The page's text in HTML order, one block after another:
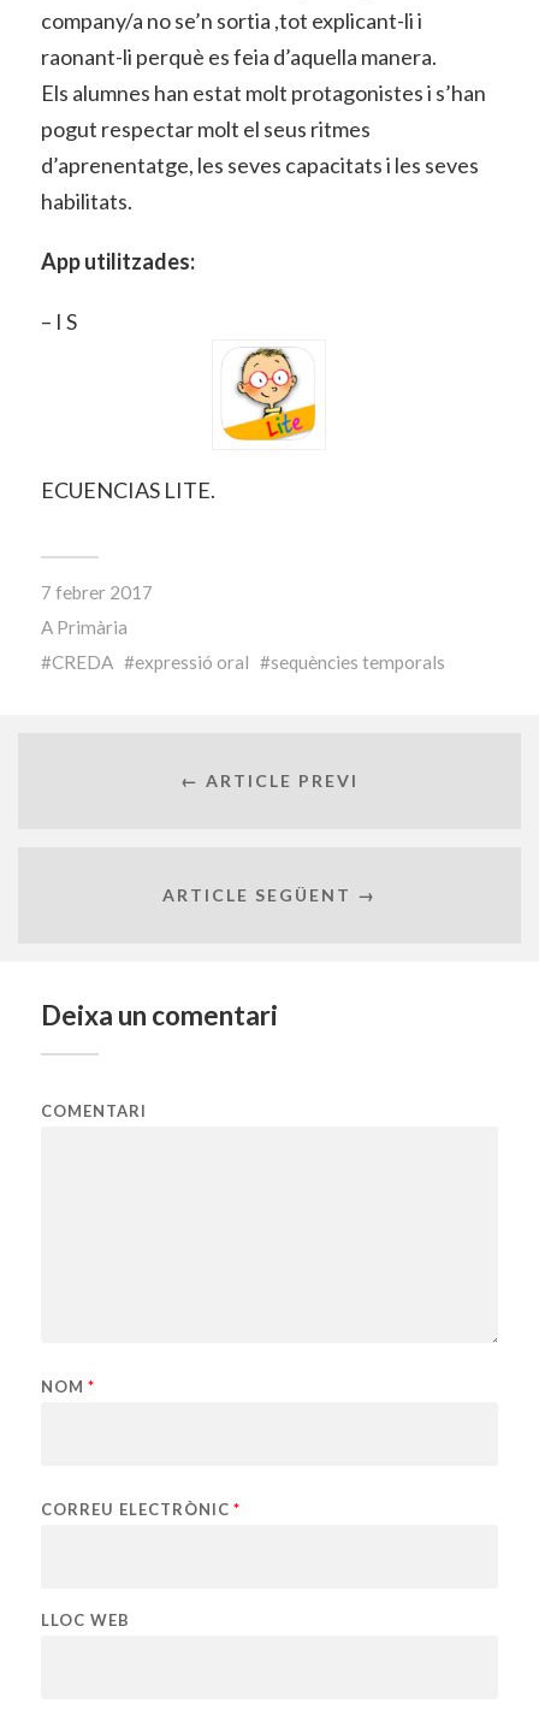
company/a no se’n sortia ,tot explicant-li i
raonant-li perquè es feia d’aquella manera.
Els alumnes han estat molt protagonistes i s’han
pogut respectar molt el seus ritmes
d’aprenentatge, les seves capacitats i les seves
habilitats.
App utilitzades:
– I S
ECUENCIAS LITE.
7 febrer 2017
A Primària
CREDA
expressió oral sequències temporals
← ARTICLE PREVI
ARTICLE SEGÜENT →
Deixa un comentari
COMENTARI
NOM *
CORREU ELECTRÒNIC *
LLOC WEB